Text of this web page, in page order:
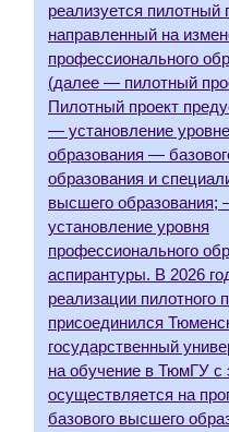
реализуется пилотный
направленный на
профессионального
(далее — пилотный
Пилотный проект
— установление
образования —
образования и
высшего образования;
установление уровня
профессионального
аспирантуры. В 2026
реализации пилотного
присоединился
государственный
на обучение в ТюмГУ с
осуществляется на
базового высшего